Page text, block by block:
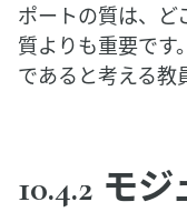
ポートの質は、ど
質よりも重要です
であると考える教
10.4.2 モ